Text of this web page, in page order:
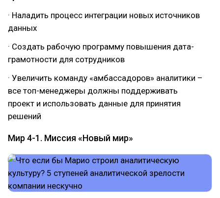
· Наладить процесс интеграции новых источников
данных
· Создать рабочую программу повышения дата-
грамотности для сотрудников
· Увеличить команду «амбассадоров» аналитики –
все топ-менеджеры должны поддерживать
проект и использовать данные для принятия
решений
Мир 4-1. Миссия «Новый мир»